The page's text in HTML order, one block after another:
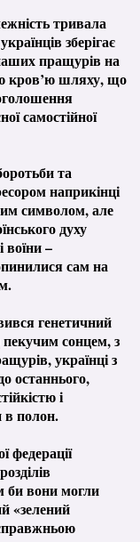
тривала
зберігає
пращурів на
кров’ю шляху, що
самостійної
та
наприкінці
символом, але
духу
воїни –
сам на
генетичний
пекучим сонцем, з
українці з
останнього,
і
в полон.
федерації
би вони могли
«зелений